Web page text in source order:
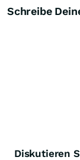
Schreibe
Diskutieren